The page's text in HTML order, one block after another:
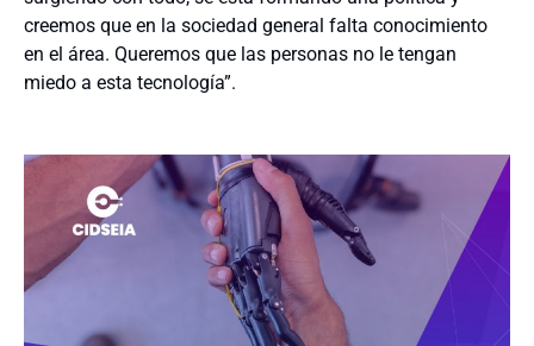
creemos que en la sociedad general falta conocimiento
en el área. Queremos que las personas no le tengan
miedo a esta tecnología”.